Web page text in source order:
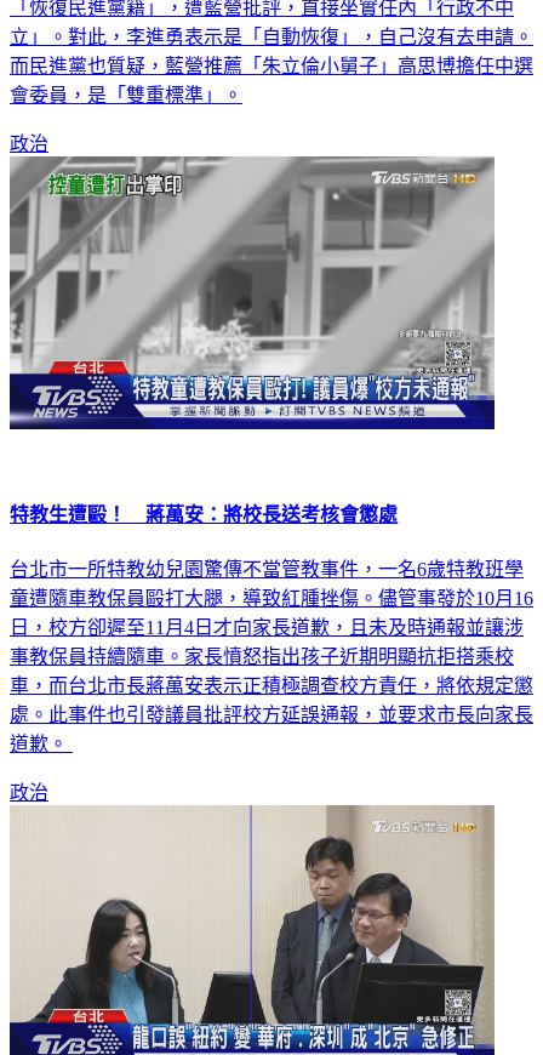
「恢復民進黨籍」，遭藍營批評，直接坐實任內「行政不中
立」。對此，李進勇表示是「自動恢復」，自己沒有去申請。
而民進黨也質疑，藍營推薦「朱立倫小舅子」高思博擔任中選
會委員，是「雙重標準」。
政治
特教生遭毆！ 蔣萬安：將校長送考核會懲處
台北市一所特教幼兒園驚傳不當管教事件，一名6歲特教班學
童遭隨車教保員毆打大腿，導致紅腫挫傷。儘管事發於10月16
日，校方卻遲至11月4日才向家長道歉，且未及時通報並讓涉
事教保員持續隨車。家長憤怒指出孩子近期明顯抗拒搭乘校
車，而台北市長蔣萬安表示正積極調查校方責任，將依規定懲
處。此事件也引發議員批評校方延誤通報，並要求市長向家長
道歉。
政治